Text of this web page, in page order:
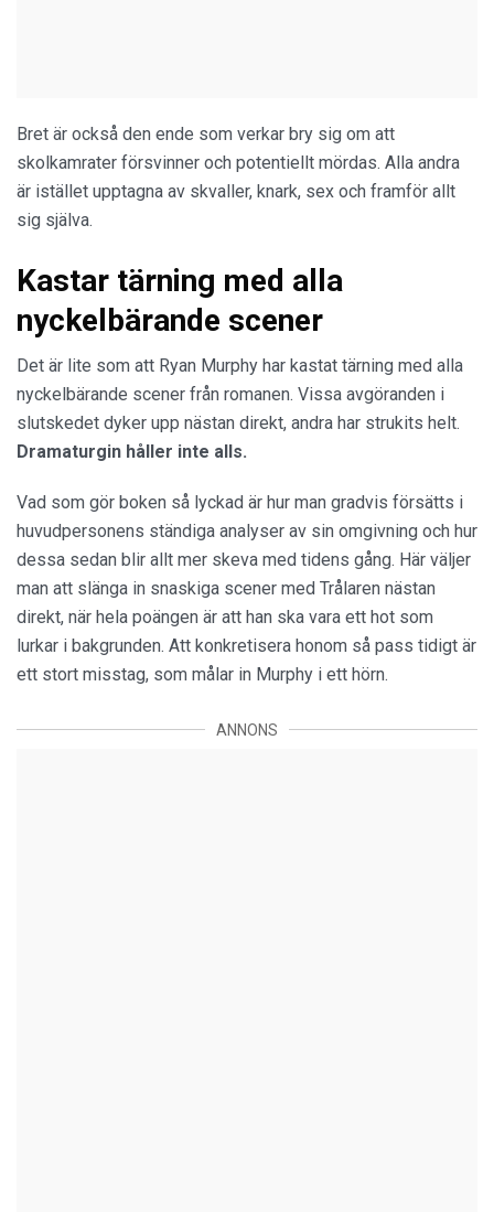
Bret är också den ende som verkar bry sig om att
skolkamrater försvinner och potentiellt mördas. Alla andra
är istället upptagna av skvaller, knark, sex och framför allt
sig själva.
Kastar tärning med alla
nyckelbärande scener
Det är lite som att Ryan Murphy har kastat tärning med alla
nyckelbärande scener från romanen. Vissa avgöranden i
slutskedet dyker upp nästan direkt, andra har strukits helt.
Dramaturgin håller inte alls.
Vad som gör boken så lyckad är hur man gradvis försätts i
huvudpersonens ständiga analyser av sin omgivning och hur
dessa sedan blir allt mer skeva med tidens gång. Här väljer
man att slänga in snaskiga scener med Trålaren nästan
direkt, när hela poängen är att han ska vara ett hot som
lurkar i bakgrunden. Att konkretisera honom så pass tidigt är
ett stort misstag, som målar in Murphy i ett hörn.
ANNONS